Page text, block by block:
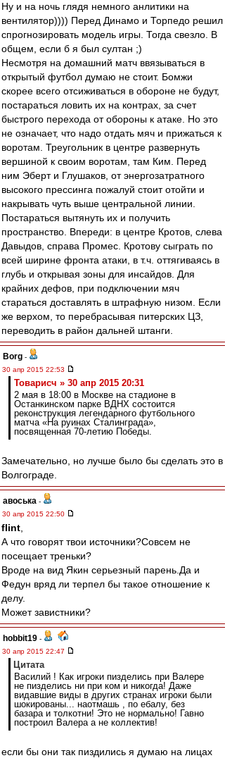
Ну и на ночь глядя немного анлитики на
вентилятор)))) Перед Динамо и Торпедо решил
спрогнозировать модель игры. Тогда свезло. В
общем, если б я был султан ;)
Несмотря на домашний матч ввязываться в
открытый футбол думаю не стоит. Бомжи
скорее всего отсиживаться в обороне не будут,
постараться ловить их на контрах, за счет
быстрого перехода от обороны к атаке. Но это
не означает, что надо отдать мяч и прижаться к
воротам. Треугольник в центре развернуть
вершиной к своим воротам, там Ким. Перед
ним Эберт и Глушаков, от энергозатратного
высокого прессинга пожалуй стоит отойти и
накрывать чуть выше центральной линии.
Постараться вытянуть их и получить
пространство. Впереди: в центре Кротов, слева
Давыдов, справа Промес. Кротову сыграть по
всей ширине фронта атаки, в т.ч. оттягиваясь в
глубь и открывая зоны для инсайдов. Для
крайних дефов, при подключении мяч
стараться доставлять в штрафную низом. Если
же верхом, то перебрасывая питерских ЦЗ,
переводить в район дальней штанги.
Borg -
30 апр 2015 22:53
Товарисч » 30 апр 2015 20:31
2 мая в 18:00 в Москве на стадионе в
Останкинском парке ВДНХ состоится
реконструкция легендарного футбольного
матча «На руинах Сталинграда»,
посвященная 70-летию Победы.
Замечательно, но лучше было бы сделать это в
Волгограде.
авоська -
30 апр 2015 22:50
flint
А что говорят твои источники?Совсем не
посещает треньки?
Вроде на вид Якин серьезный парень.Да и
Федун вряд ли терпел бы такое отношение к
делу.
Может завистники?
hobbit19 -
30 апр 2015 22:47
Цитата
Василий ! Как игроки пизделись при Валере
не пизделись ни при ком и никогда! Даже
видавшие виды в других странах игроки были
шокированы... наотмашь , по ебалу, без
базара и толкотни! Это не нормально! Гавно
построил Валера а не коллектив!
если бы они так пиздились я думаю на лицах